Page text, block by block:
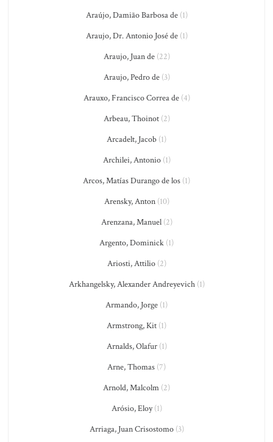
Araújo, Damião Barbosa de(1)
Araujo, Dr. Antonio José de(1)
Araujo, Juan de(22)
Araujo, Pedro de(3)
Arauxo, Francisco Correa de(4)
Arbeau, Thoinot(2)
Arcadelt, Jacob (1)
Archilei, Antonio(1)
Arcos, Matías Durango de los (1)
Arensky, Anton(10)
Arenzana, Manuel(2)
Argento, Dominick (1)
Ariosti, Attilio(2)
Arkhangelsky, Alexander Andreyevich(1)
Armando, Jorge (1)
Armstrong, Kit (1)
Arnalds, Olafur(1)
Arne, Thomas (7)
Arnold, Malcolm (2)
Arósio, Eloy(1)
Arriaga, Juan Crisostomo(3)